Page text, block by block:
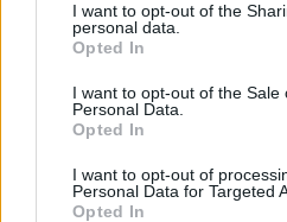
I want to opt-out of the
personal data.
Opted In
I want to opt-out of the Sale
Personal Data.
Opted In
I want to opt-out of
Personal Data for Targeted
Opted In
Quantité effets secondaires
mais au bout de la 4 ème
vision trouble, puis direction
votre avis